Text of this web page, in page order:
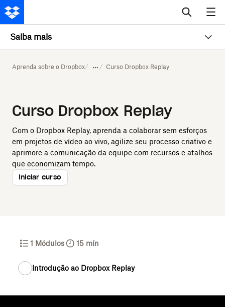
Saiba mais
Aprenda sobre o Dropbox Curso Dropbox Replay
Curso Dropbox Replay
Com o Dropbox Replay, aprenda a colaborar sem esforços
em projetos de vídeo ao vivo, agilize seu processo criativo e
aprimore a comunicação da equipe com recursos e atalhos
que economizam tempo.
Iniciar curso
1 Módulos 15 mín
Introdução ao Dropbox Replay